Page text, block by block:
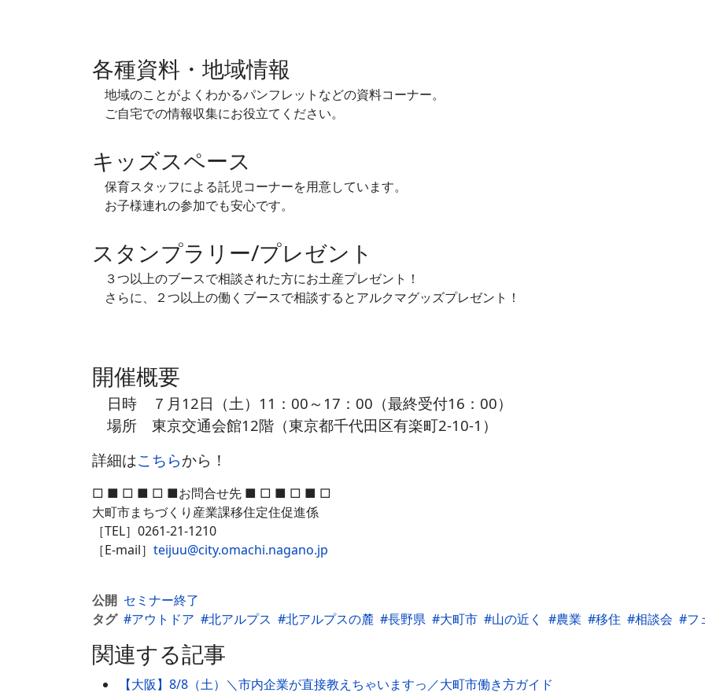
各種資料・地域情報
地域のことがよくわかるパンフレットなどの資料コーナー。
ご自宅での情報収集にお役立てください。
キッズスペース
保育スタッフによる託児コーナーを用意しています。
お子様連れの参加でも安心です。
スタンプラリー/プレゼント
３つ以上のブースで相談された方にお土産プレゼント！
さらに、２つ以上の働くブースで相談するとアルクマグッズプレゼント！
開催概要
日時 ７月12日（土）11：00～17：00（最終受付16：00）
場所 東京交通会館12階（東京都千代田区有楽町2-10-1）
詳細はこちらから！
□ ■ □ ■ □ ■お問合せ先 ■ □ ■ □ ■ □
大町市まちづくり産業課移住定住促進係
［TEL］0261-21-1210
［E-mail］ teijuu@city.omachi.nagano.jp
公開 セミナー終了
タグ
アウトドア 北アルプス 北アルプスの麓 長野県 大町市 山の近く 農業 移住 相談会 フ
関連する記事
【大阪】8/8（土）＼市内企業が直接教えちゃいますっ／大町市働き方ガイド